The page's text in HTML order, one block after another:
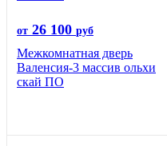
от 26 100 руб
Межкомнатная дверь
Валенсия-3 массив ольхи
скай ПО